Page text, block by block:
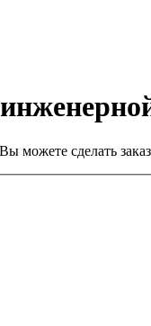
можете сделать